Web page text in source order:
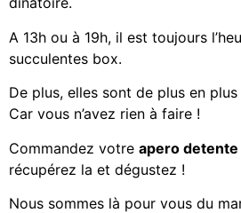
A 13h ou à 19h, il est toujours
succulentes box.
De plus, elles sont de plus en
Car vous n’avez rien à faire !
Commandez votre apero detente
récupérez la et dégustez !
Nous sommes là pour vous du